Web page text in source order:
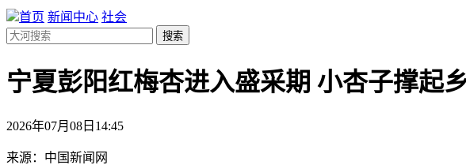
首页 新闻中心 社会
搜索
宁夏彭阳红梅杏进入盛采期 小杏子撑起
2026年07月08日14:45
来源：中国新闻网